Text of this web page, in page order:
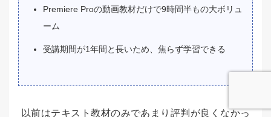
Premiere Proの動画教材だけで9時間半もの大ボリュ
ーム
受講期間が1年間と長いため、焦らず学習できる
以前はテキスト教材のみであまり評判が良くなかっ